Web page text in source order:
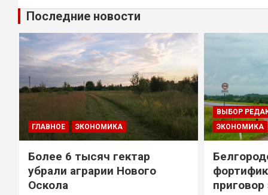
Последние новости
ГЛАВНОЕ ЭКОНОМИКА
Более 6 тысяч гектар
убрали аграрии Нового
Оскола
ВЫБОР
ЭКОНОМИКА